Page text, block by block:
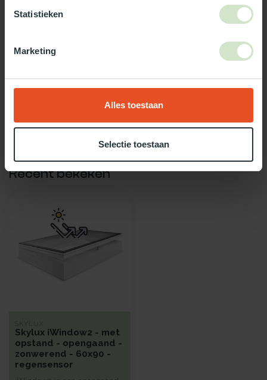
Statistieken
Marketing
Alles toestaan
Selectie toestaan
glas/zonwerend/
Twijfel je over welke daglicht oplossing het beste bij jou past?
Gebruik dan onze daglicht keuzehulp!
Recent bekeken
SKYLUX
Skylux iWindow2 - met
opstand - opengaand -
zonwerend - 60x90 -
regensensor